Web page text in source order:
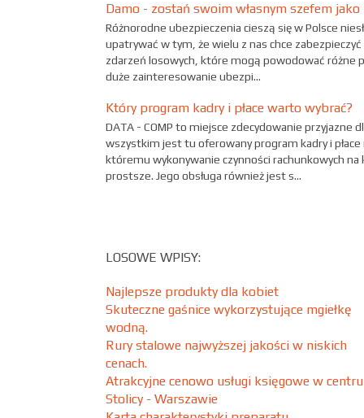
Damo - zostań swoim własnym szefem
Różnorodne ubezpieczenia cieszą się w Polsce
upatrywać w tym, że wielu z nas chce
zdarzeń losowych, które mogą powodować różne
duże zainteresowanie ubezpi...
Który program kadry i płace warto wybrać?
DATA - COMP to miejsce zdecydowanie przyjazne
wszystkim jest tu oferowany program kadry i płace
któremu wykonywanie czynności rachunkowych
prostsze. Jego obsługa również jest s...
LOSOWE WPISY:
Najlepsze produkty dla kobiet
Skuteczne gaśnice wykorzystujące mgiełkę
wodną.
Rury stalowe najwyższej jakości w niskich
cenach.
Atrakcyjne cenowo usługi księgowe w
Stolicy - Warszawie